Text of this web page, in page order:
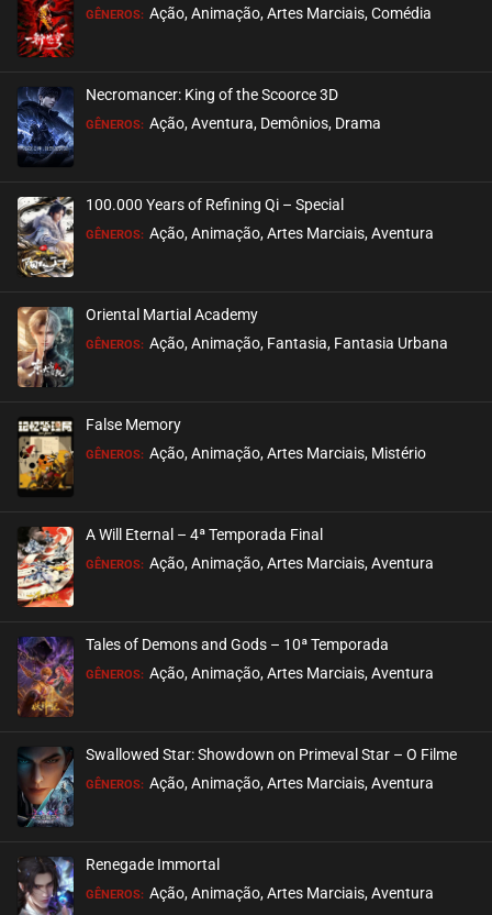
GÊNEROS: Ação, Animação, Artes Marciais, Comédia
Necromancer: King of the Scoorce 3D
GÊNEROS: Ação, Aventura, Demônios, Drama
100.000 Years of Refining Qi – Special
GÊNEROS: Ação, Animação, Artes Marciais, Aventura
Oriental Martial Academy
GÊNEROS: Ação, Animação, Fantasia, Fantasia Urbana
False Memory
GÊNEROS: Ação, Animação, Artes Marciais, Mistério
A Will Eternal – 4ª Temporada Final
GÊNEROS: Ação, Animação, Artes Marciais, Aventura
Tales of Demons and Gods – 10ª Temporada
GÊNEROS: Ação, Animação, Artes Marciais, Aventura
Swallowed Star: Showdown on Primeval Star – O Filme
GÊNEROS: Ação, Animação, Artes Marciais, Aventura
Renegade Immortal
GÊNEROS: Ação, Animação, Artes Marciais, Aventura